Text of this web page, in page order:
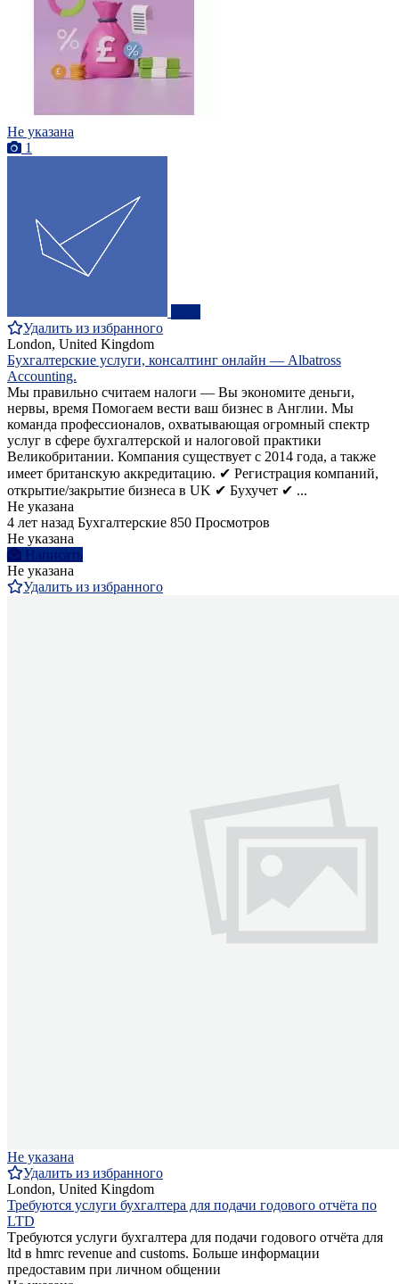
Не указана
1
Удалить из избранного
London, United Kingdom
Бухгалтерские услуги, консалтинг онлайн — Albatross
Accounting.
Мы правильно считаем налоги — Вы экономите деньги,
нервы, время Помогаем вести ваш бизнес в Англии. Мы
команда профессионалов, охватывающая огромный спектр
услуг в сфере бухгалтерской и налоговой практики
Великобритании. Компания существует с 2014 года, а также
имеет британскую аккредитацию. ✔ Регистрация компаний,
открытие/закрытие бизнеса в UK ✔ Бухучет ✔ ...
Не указана
4 лет назад Бухгалтерские 850 Просмотров
Не указана
Написать
Не указана
Удалить из избранного
Не указана
Удалить из избранного
London, United Kingdom
Требуются услуги бухгалтера для подачи годового отчёта по
LTD
Tребуются услуги бухгалтера для подачи годового отчёта для
ltd в hmrc revenue and customs. Больше информации
предоставим при личном общении